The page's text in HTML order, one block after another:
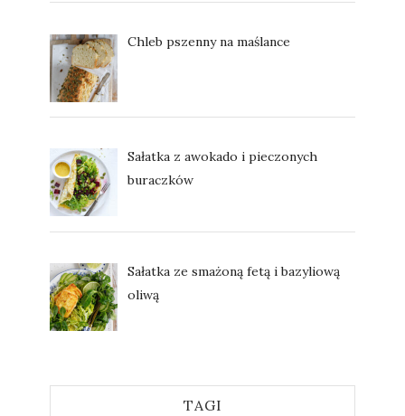
Chleb pszenny na maślance
Sałatka z awokado i pieczonych
buraczków
Sałatka ze smażoną fetą i bazyliową
oliwą
TAGI